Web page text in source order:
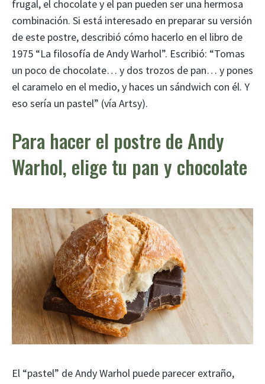
frugal, el chocolate y el pan pueden ser una hermosa
combinación. Si está interesado en preparar su versión
de este postre, describió cómo hacerlo en el libro de
1975 “La filosofía de Andy Warhol”. Escribió: “Tomas
un poco de chocolate… y dos trozos de pan… y pones
el caramelo en el medio, y haces un sándwich con él. Y
eso sería un pastel” (vía Artsy).
Para hacer el postre de Andy
Warhol, elige tu pan y chocolate
El “pastel” de Andy Warhol puede parecer extraño,